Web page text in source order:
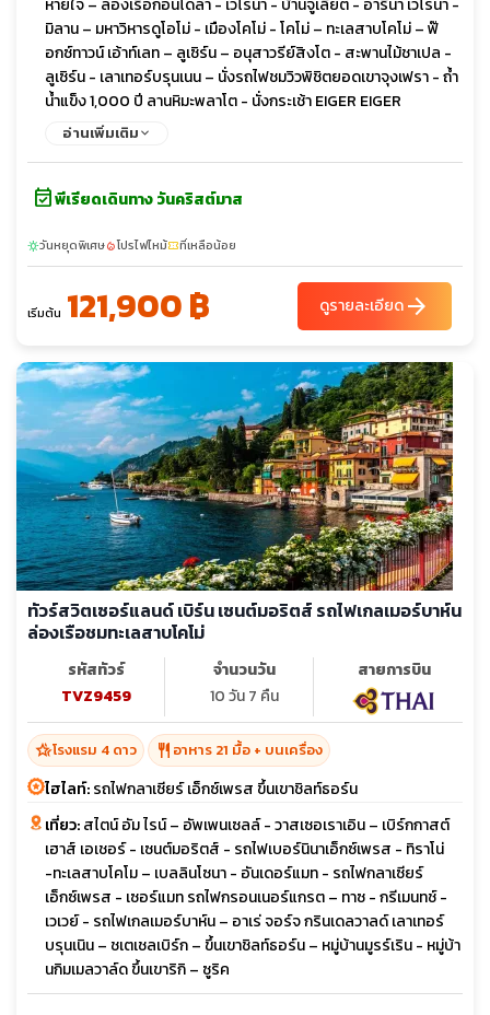
ห้างแกเลอรี่ลาฟาแยต อาหารพิเศษ พิซซ่าสไตล์อิตาเลียนและสปา
เก็ตตี้หมึกดำ อาหารไทยรสชาติถึงใจ หอยเอสคาร์โก้ + สเต็กให้ท่านได้
เลือก เนื้อ เป็ด ปลา และไก่ + ไวน์แดงฝรั่งเศส
มิลาน – มหาวิหารดูโอโม่ - เมืองโคโม่ - โคโม่ – ทะเลสาบโคโม่ – ฟ๊
อกซ์ทาวน์ เอ้าท์เลท – ลูเซิร์น – อนุสาวรีย์สิงโต - สะพานไม้ชาเปล -
ลูเซิร์น - เลาเทอร์บรุนเนน – นั่งรถไฟชมวิวพิชิตยอดเขาจุงเฟรา - ถ้ำ
น้ำแข็ง 1,000 ปี ลานหิมะพลาโต - นั่งกระเช้า EIGER EIGER
EXPRESS – สตราสบูร์ก - มหาวิหารนอทร์ - ดาม แห่งสตราสบูร์ก -
เฟล” - ปารีส – เข้าชมพระราชวังแวร์ซายย์ – จัตุรัสทรอคาเดโร -
อิสระช้อปปิ้ง - ปารีส – เดินทางกลับ
อ่านเพิ่มเติม
event_availableพีเรียดเดินทาง วันคริสต์มาส
sunnyวันหยุดพิเศษlocal_fire_departmentโปรไฟไหม้confirmation_numberที่เหลือน้อย
เริ่มต้น 121,900 ฿ ดูรายละเอียดarrow_forward
ทัวร์สวิตเซอร์แลนด์ เบิร์น เซนต์มอริตส์ รถไฟเกลเมอร์บาห์น
ล่องเรือชมทะเลสาบโคโม่
รหัสทัวร์
TVZ9459
จำนวนวัน
10 วัน 7 คืน
สายการบิน
hotel_classโรงแรม 4 ดาว restaurant อาหาร 21 มื้อ + บนเครื่อง
ไฮไลท์:รถไฟกลาเซียร์ เอ็กซ์เพรส ขึ้นเขาชิลท์ธอร์น
เที่ยว:สไตน์ อัม ไรน์ – อัพเพนเซลล์ - วาสเซอเราเอิน – เบิร์กกาสต์
เฮาส์ เอเชอร์ - เซนต์มอริตส์ - รถไฟเบอร์นินาเอ็กซ์เพรส - ทิราโน่
-ทะเลสาบโคโม – เบลลินโซนา - อันเดอร์แมท - รถไฟกลาเซียร์
เอ็กซ์เพรส - เซอร์แมท รถไฟกรอนเนอร์แกรต – ทาซ - กรีเมนทช์ -
เวเวย์ - รถไฟเกลเมอร์บาห์น – อาเร่ จอร์จ กรินเดลวาลด์ เลาเทอร์
บรุนเนิน – ชเตเชลเบิร์ก – ขึ้นเขาชิลท์ธอร์น – หมู่บ้านมูรร์เริน - หมู่บ้า
นกิมเมลวาล์ด ขึ้นเขาริกิ – ซูริค